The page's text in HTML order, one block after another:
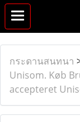
กระดานสนทนา
Unisom. Køb
accepteret